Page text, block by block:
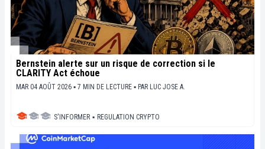
Bernstein alerte sur un risque de correction si le
CLARITY Act échoue
MAR 04 AOÛT 2026 ▪ 7 MIN DE LECTURE ▪ PAR LUC JOSE A.
S'INFORMER ▪ REGULATION CRYPTO